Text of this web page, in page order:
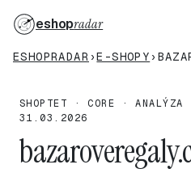
eshopradar
ESHOPRADAR ›E-SHOPY ›
SHOPTET · CORE · ANALÝZA
31.03.2026